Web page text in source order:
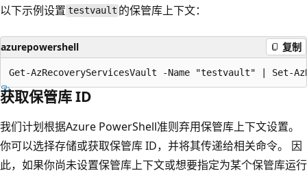
以下示例设置 testvault 的保管库上下文：
azurepowershell 复制
获取保管库 ID
我们计划根据Azure PowerShell准则弃用保管库上下文设置。
你可以选择存储或获取保管库 ID，并将其传递给相关命令。 因
此，如果你尚未设置保管库上下文或想要指定为某个保管库运行